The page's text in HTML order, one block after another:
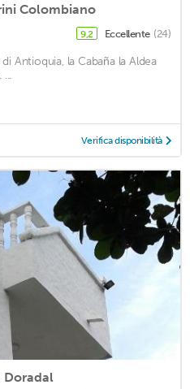
Colombiano
9,2 Eccellente (24)
Antioquia, la Cabaña la Aldea
...
Verifica disponibilità
Doradal